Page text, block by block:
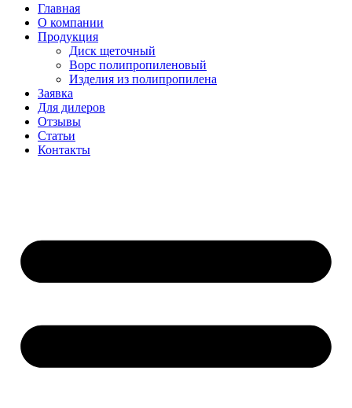
Главная
О компании
Продукция
Диск щеточный
Ворс полипропиленовый
Изделия из полипропилена
Заявка
Для дилеров
Отзывы
Статьи
Контакты